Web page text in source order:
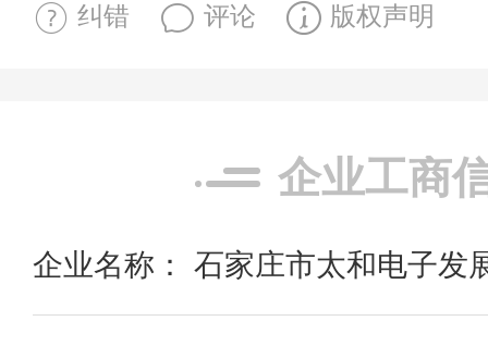
纠错 评论 版权声明
企业工商
企业名称： 石家庄市太和电子发